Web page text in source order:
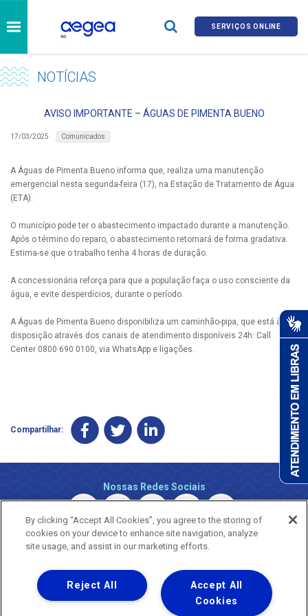
SERVIÇOS ONLINE
NOTÍCIAS
AVISO IMPORTANTE – ÁGUAS DE PIMENTA BUENO
17/03/2025 Comunicados
A Águas de Pimenta Bueno informa que, realiza uma manutenção
emergencial nesta segunda-feira (17), na Estação de Tratamento de Água
(ETA).
O município pode ter o abastecimento impactado durante a manutenção.
Após o término do reparo, o abastecimento retornará de forma gradativa.
Estima-se que o trabalho tenha 4 horas de duração.
A concessionária reforça para que a população faça o uso consciente da
água, e evite desperdícios, durante o período.
A Águas de Pimenta Bueno disponibiliza um caminhão-pipa, que está à
disposição através dos canais de atendimento disponíveis 24h: Call
Center 0800 690 0100, via WhatsApp e ligações.
Compartilhar:
Nossas Redes Sociais
Copyright © 2026 - Todos os Direitos Reservados.
By clicking “Accept All Cookies”, you agree to the storing of
cookies on your device to enhance site navigation, analyze
site usage, and assist in our marketing efforts.
Accept All
Cookies
Reject All